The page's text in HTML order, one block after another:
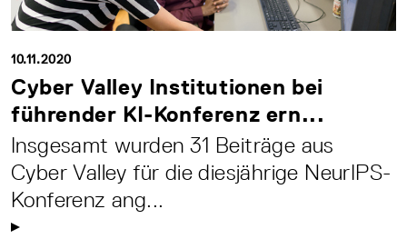
10.11.2020
Cyber Valley Institutionen bei
führender KI-Konferenz ern...
Insgesamt wurden 31 Beiträge aus
Cyber Valley für die diesjährige NeurIPS-
Konferenz ang...